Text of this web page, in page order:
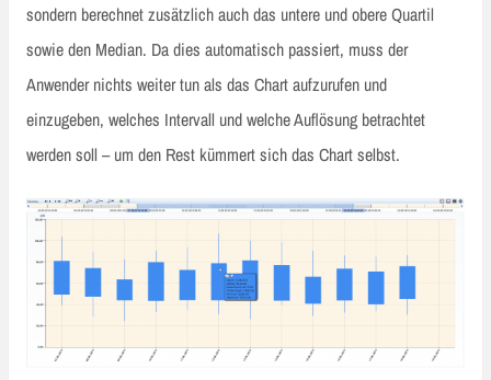
sondern berechnet zusätzlich auch das untere und obere Quartil
sowie den Median. Da dies automatisch passiert, muss der
Anwender nichts weiter tun als das Chart aufzurufen und
einzugeben, welches Intervall und welche Auflösung betrachtet
werden soll – um den Rest kümmert sich das Chart selbst.